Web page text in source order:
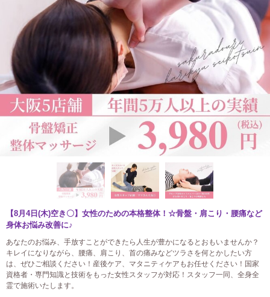
【8月4日(木)空き〇】女性のための本格整体！☆骨盤・肩こり・腰痛など
身体お悩み改善に♪
あなたのお悩み、手放すことができたら人生が豊かになるとおもいませんか？
キレイになりながら、腰痛、肩こり、首の痛みなどツラさを何とかしたい方
は、ぜひご相談ください！産後ケア、マタニティケアもお任せください！国家
資格者・専門知識と技術をもった女性スタッフが対応！スタッフ一同、全身全
霊で施術いたします。